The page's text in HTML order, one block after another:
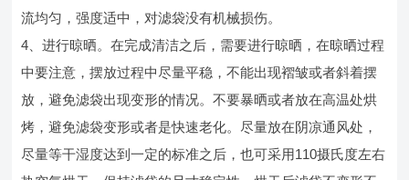
流均匀，强度适中，对滤袋没有机械损伤。
4、进行晾晒。在完成清洁之后，需要进行晾晒，在晾晒过程
中要注意，摆放过程中尽量平稳，不能出现褶皱或者斜着摆
放，避免滤袋出现变形的情况。不要暴晒或者放在高温处烘
烤，避免滤袋变形或者是快速老化。尽量放在阴凉通风处，
尽量等干湿度达到一定的标准之后，也可采用110摄氏度左右